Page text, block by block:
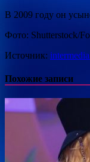
В 2009 году он
Фото: Shutterstock/
Источник:
Похожие записи